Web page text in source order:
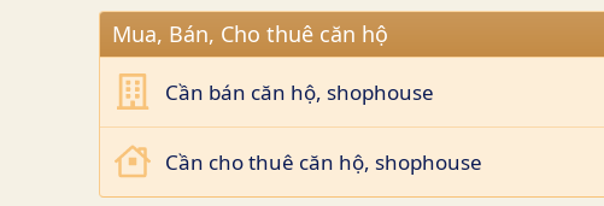
Mua, Bán, Cho thuê căn hộ
Cần bán căn hộ, shophouse
Cần cho thuê căn hộ, shophouse